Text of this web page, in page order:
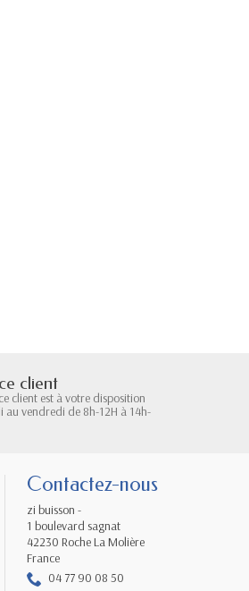
client
client est à votre disposition
au vendredi de 8h-12H à 14h-
Contactez-nous
zi buisson -
1 boulevard sagnat
42230 Roche La Molière
France
04 77 90 08 50